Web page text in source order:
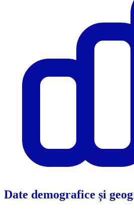
Date demografice și